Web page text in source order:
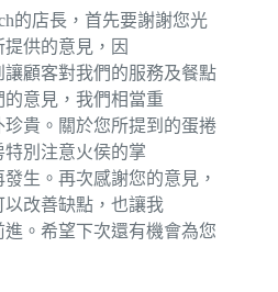
的店長，首先要謝謝您光
供的意見，因
顧客對我們的服務及餐點
意見，我們相當重
貴。關於您所提到的蛋捲
別注意火侯的掌
生。再次感謝您的意見，
以改善缺點，也讓我
。希望下次還有機會為您